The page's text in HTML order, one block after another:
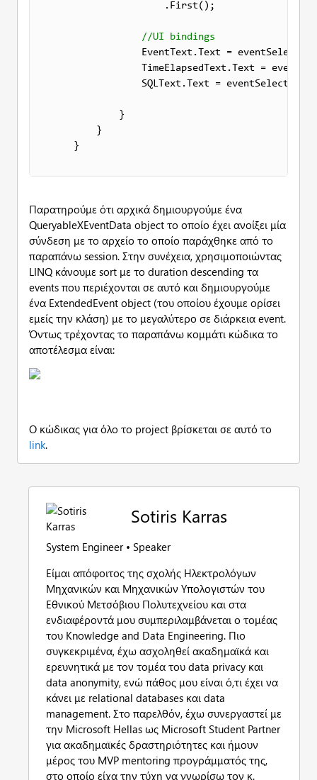
                    .First();
//UI bindings
EventText.Text =
TimeElapsedText.Text =
SQLText.Text =
            }
        }
Παρατηρούμε ότι αρχικά δημιουργούμε ένα
QueryableXEventData object το οποίο έχει ανοίξει μία
σύνδεση με το αρχείο το οποίο παράχθηκε από το
παραπάνω session. Στην συνέχεια, χρησιμοποιώντας
LINQ κάνουμε sort με το duration descending τα
events που περιέχονται σε αυτό και δημιουργούμε
ένα ExtendedEvent object (του οποίου έχουμε ορίσει
εμείς την κλάση) με το μεγαλύτερο σε διάρκεια event.
Όντως τρέχοντας το παραπάνω κομμάτι κώδικα το
αποτέλεσμα είναι:
Ο κώδικας για όλο το project βρίσκεται σε αυτό το
link.
Sotiris Karras
System Engineer • Speaker
Είμαι απόφοιτος της σχολής Ηλεκτρολόγων
Μηχανικών και Μηχανικών Υπολογιστών του
Εθνικού Μετσόβιου Πολυτεχνείου και στα
ενδιαφέροντά μου συμπεριλαμβάνεται o τομέας
του Knowledge and Data Engineering. Πιο
συγκεκριμένα, έχω ασχοληθεί ακαδημαϊκά και
ερευνητικά με τον τομέα του data privacy και
data anonymity, ενώ πάθος μου είναι ό,τι έχει να
κάνει με relational databases και data
management. Στο παρελθόν, έχω συνεργαστεί με
την Microsoft Hellas ως Microsoft Student Partner
για ακαδημαϊκές δραστηριότητες και ήμουν
μέρος του MVP mentoring προγράμματός της,
στο οποίο είχα την τύχη να γνωρίσω τον κ.